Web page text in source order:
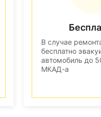
В случае
бесплатно
автомобиль до
МКАД-а